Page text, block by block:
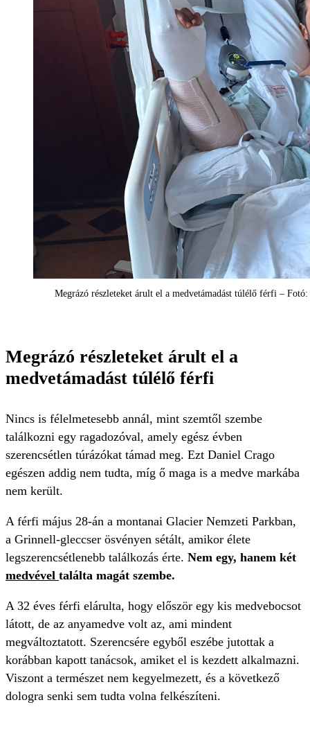
Megrázó részleteket árult el a medvetámadást túlélő férfi –
Megrázó részleteket árult el a
medvetámadást túlélő férfi
Nincs is félelmetesebb annál, mint szemtől szembe
találkozni egy ragadozóval, amely egész évben
szerencsétlen túrázókat támad meg. Ezt Daniel Crago
egészen addig nem tudta, míg ő maga is a medve markába
nem került.
A férfi május 28-án a montanai Glacier Nemzeti Parkban,
a Grinnell-gleccser ösvényen sétált, amikor élete
legszerencsétlenebb találkozás érte. Nem egy, hanem két
medvével találta magát szembe.
A 32 éves férfi elárulta, hogy először egy kis medvebocsot
látott, de az anyamedve volt az, ami mindent
megváltoztatott. Szerencsére egyből eszébe jutottak a
korábban kapott tanácsok, amiket el is kezdett alkalmazni.
Viszont a természet nem kegyelmezett, és a következő
dologra senki sem tudta volna felkészíteni.